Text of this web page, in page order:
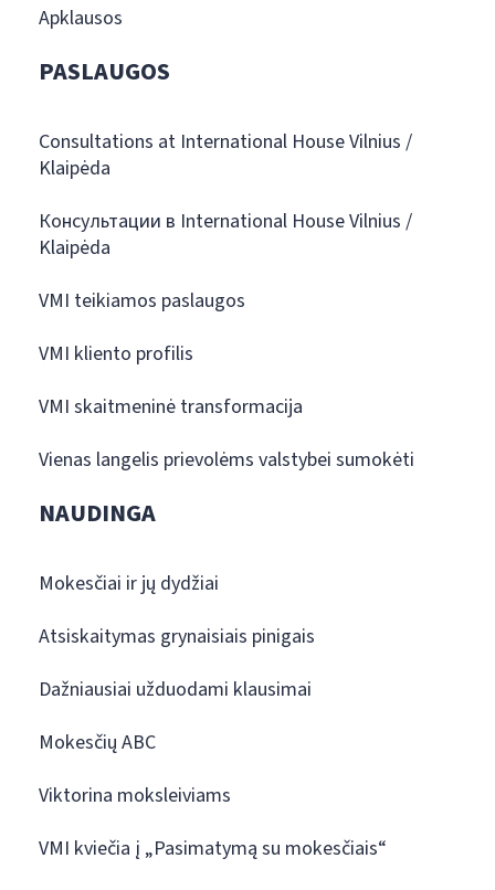
Apklausos
PASLAUGOS
Consultations at International House Vilnius /
Klaipėda
Консультации в International House Vilnius /
Klaipėda
VMI teikiamos paslaugos
VMI kliento profilis
VMI skaitmeninė transformacija
Vienas langelis prievolėms valstybei sumokėti
NAUDINGA
Mokesčiai ir jų dydžiai
Atsiskaitymas grynaisiais pinigais
Dažniausiai užduodami klausimai
Mokesčių ABC
Viktorina moksleiviams
VMI kviečia į „Pasimatymą su mokesčiais“